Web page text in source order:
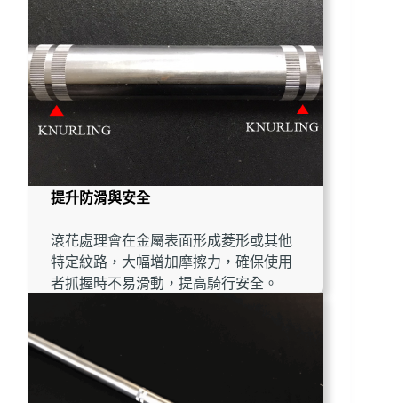
提升防滑與安全
滾花處理會在金屬表面形成菱形或其他
特定紋路，大幅增加摩擦力，確保使用
者抓握時不易滑動，提高騎行安全。